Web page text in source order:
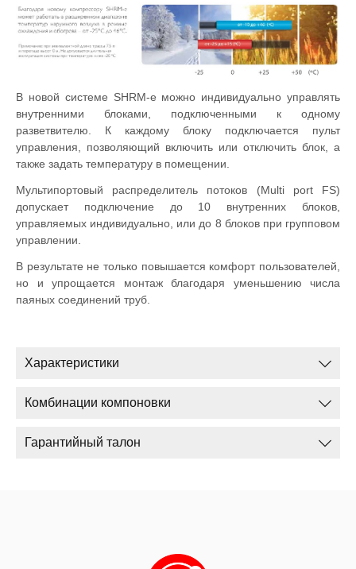
В новой системе SHRM-e можно индивидуально управлять
внутренними блоками, подключенными к одному
разветвителю. К каждому блоку подключается пульт
управления, позволяющий включить или отключить блок, а
также задать температуру в помещении.
Мультипортовый распределитель потоков (Multi port FS)
допускает подключение до 10 внутренних блоков,
управляемых индивидуально, или до 8 блоков при групповом
управлении.
В результате не только повышается комфорт пользователей,
но и упрощается монтаж благодаря уменьшению числа
паяных соединений труб.
Характеристики
Комбинации компоновки
Гарантийный талон